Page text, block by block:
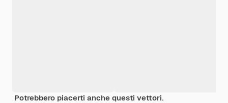
Potrebbero piacerti anche questi vettori.